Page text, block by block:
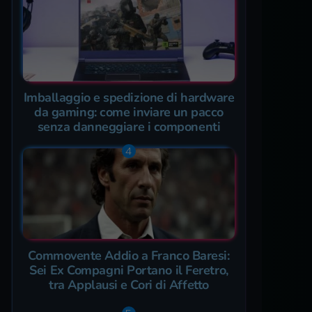
Imballaggio e spedizione di hardware
da gaming: come inviare un pacco
senza danneggiare i componenti
Commovente Addio a Franco Baresi:
Sei Ex Compagni Portano il Feretro,
tra Applausi e Cori di Affetto